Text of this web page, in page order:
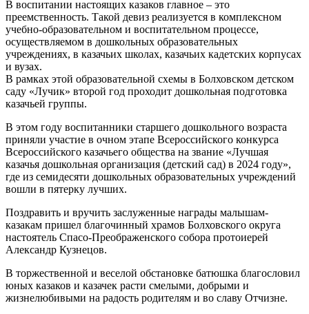
В воспитании настоящих казаков главное – это
преемственность. Такой девиз реализуется в комплексном
учебно-образовательном и воспитательном процессе,
осуществляемом в дошкольных образовательных
учреждениях, в казачьих школах, казачьих кадетских корпусах
и вузах.
В рамках этой образовательной схемы в Болховском детском
саду «Лучик» второй год проходит дошкольная подготовка
казачьей группы.
В этом году воспитанники старшего дошкольного возраста
приняли участие в очном этапе Всероссийского конкурса
Всероссийского казачьего общества на звание «Лучшая
казачья дошкольная организация (детский сад) в 2024 году»,
где из семидесяти дошкольных образовательных учреждений
вошли в пятерку лучших.
Поздравить и вручить заслуженные награды малышам-
казакам пришел благочинный храмов Болховского округа
настоятель Спасо-Преображенского собора протоиерей
Александр Кузнецов.
В торжественной и веселой обстановке батюшка благословил
юных казаков и казачек расти смелыми, добрыми и
жизнелюбивыми на радость родителям и во славу Отчизне.